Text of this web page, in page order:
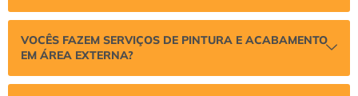
VOCÊS FAZEM SERVIÇOS DE PINTURA E ACABAMENTO
EM ÁREA EXTERNA?